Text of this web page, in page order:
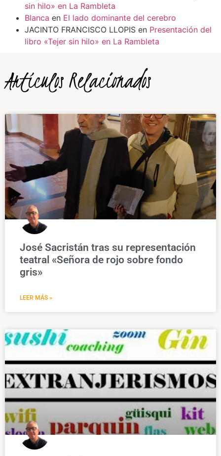
sin hilo» en La Rambleta
Blanca en El lado dominante del cerebro
JACINTO FRANCISCO LLOPIS en Presentación del
libro «Tejer sin hilo» en La Rambleta
Artículos Relacionados
José Sacristán tras su representación
teatral «Señora de rojo sobre fondo
gris»
LEER MÁS »